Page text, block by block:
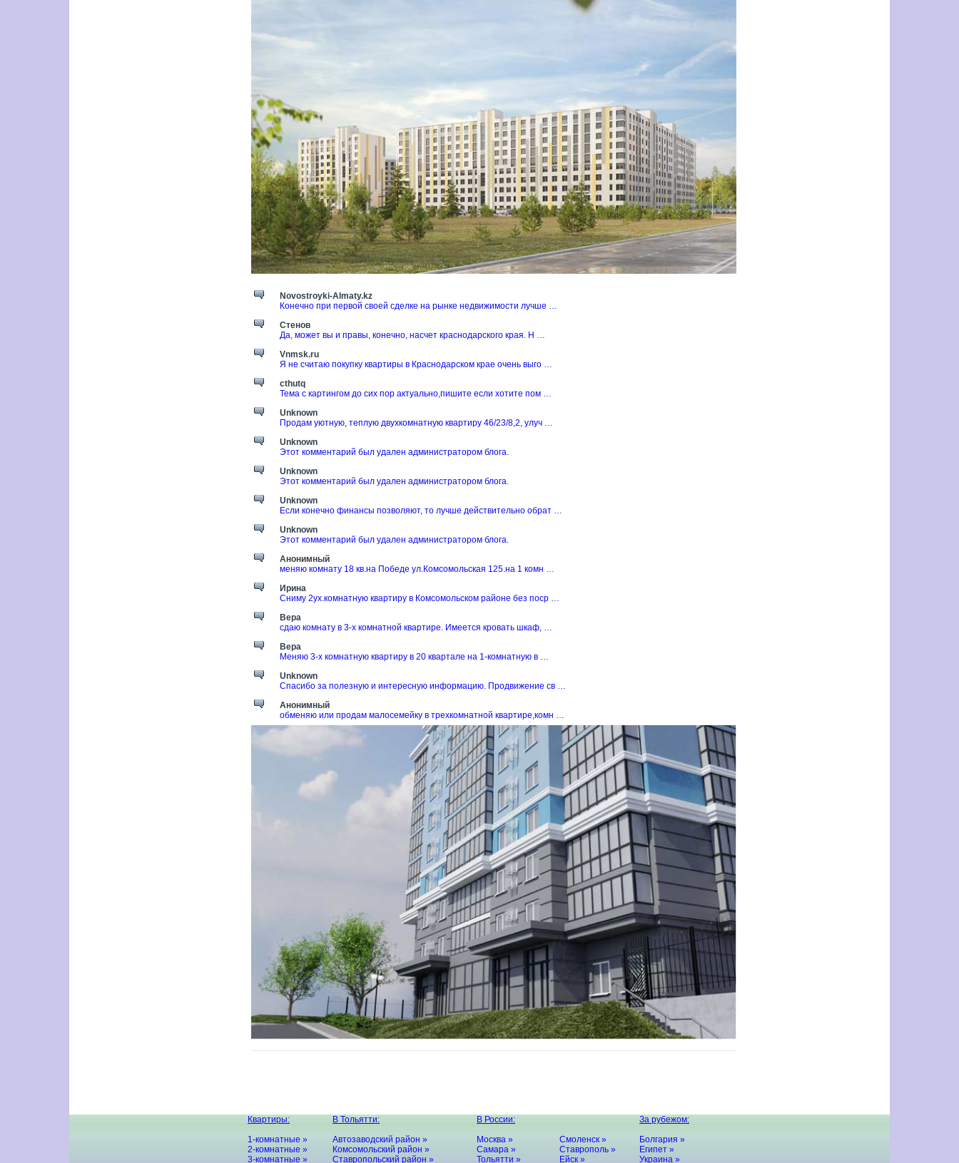
Novostroyki-Almaty.kz
Конечно при первой своей сделке на рынке недвижимости лучше …
Стенов
Да, может вы и правы, конечно, насчет краснодарского края. Н …
Vnmsk.ru
Я не считаю покупку квартиры в Краснодарском крае очень выго …
cthutq
Тема с картингом до сих пор актуально,пишите если хотите пом …
Unknown
Продам уютную, теплую двухкомнатную квартиру 46/23/8,2, улуч …
Unknown
Этот комментарий был удален администратором блога.
Unknown
Этот комментарий был удален администратором блога.
Unknown
Если конечно финансы позволяют, то лучше действительно обрат …
Unknown
Этот комментарий был удален администратором блога.
Анонимный
меняю комнату 18 кв.на Победе ул.Комсомольская 125.на 1 комн …
Ирина
Сниму 2ух.комнатную квартиру в Комсомольском районе без поср …
Вера
сдаю комнату в 3-х комнатной квартире. Имеется кровать шкаф, …
Вера
Меняю 3-х комнатную квартиру в 20 квартале на 1-комнатную в …
Unknown
Спасибо за полезную и интересную информацию. Продвижение св …
Анонимный
обменяю или продам малосемейку в трехкомнатной квартире,комн …
Квартиры:
1-комнатные »
2-комнатные »
3-комнатные »
В Тольятти:
Автозаводский район »
Комсомольский район »
Ставропольский район »
В России:
Москва »
Самара »
Тольятти »
Смоленск »
Ставрополь »
Ейск »
За рубежом:
Болгария »
Египет »
Украина »